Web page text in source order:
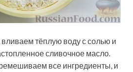
тёплую воду с солью и
сливочное масло.
все ингредиенты, и